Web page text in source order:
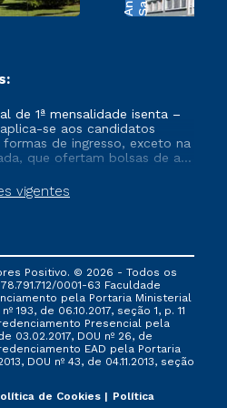
vigentes
de 1ª mensalidade isenta –
se aos candidatos
de ingresso, exceto na
que ofertam bolsas de até
efetivado e/ou não
sua matrícula em uma
programas governamentais, e
outra campanha
Positivo. © 2026 - Todos os
0001-63 Faculdade
pela Portaria Ministerial
193, de 06.10.2017, seção 1, p. 11
Presencial ​pela
03.02.2017, DOU nº 26, de
EAD pela Portaria
DOU nº 43, de 04.11.2013, seção
de Cookies Política